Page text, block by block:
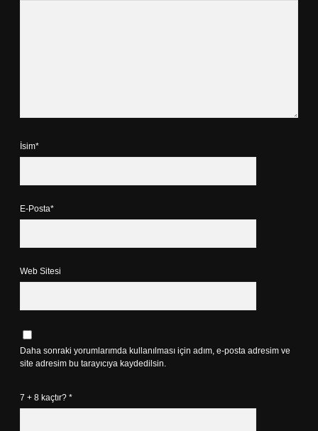
İsim*
E-Posta*
Web Sitesi
Daha sonraki yorumlarımda kullanılması için adım, e-posta adresim ve
site adresim bu tarayıcıya kaydedilsin.
7 + 8 kaçtır? *